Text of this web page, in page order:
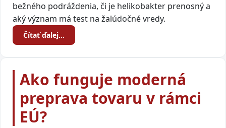
bežného podráždenia, či je helikobakter prenosný a
aký význam má test na žalúdočné vredy.
Čítať ďalej…
Ako funguje moderná
preprava tovaru v rámci
EÚ?